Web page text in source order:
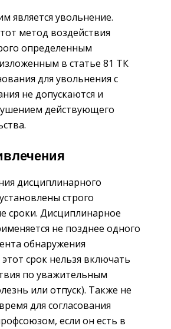
является увольнение.
метод воздействия
определенным
в статье 81 ТК
для увольнения с
не допускаются и
действующего
дисциплинарного
строго
сроки. Дисциплинарное
не позднее одного
обнаружения
срок нельзя включать
по уважительным
или отпуск). Также не
для согласования
если он есть в